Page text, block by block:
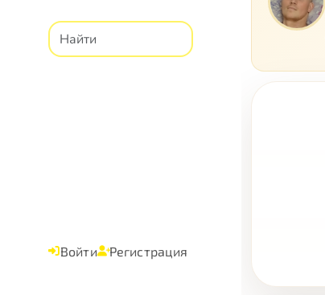
Войти Регистрация